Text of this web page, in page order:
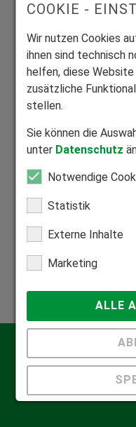
Exklusive
Wir fertigen alle
Mitglied
Mitglied
COOKIE -
Wir nutzen Cookies
ihnen sind technisch
helfen, diese
zusätzliche
stellen.
Sie können die
unter Datenschutz
Notwendige
Statistik
Externe Inhalte
Marketing
ALLE